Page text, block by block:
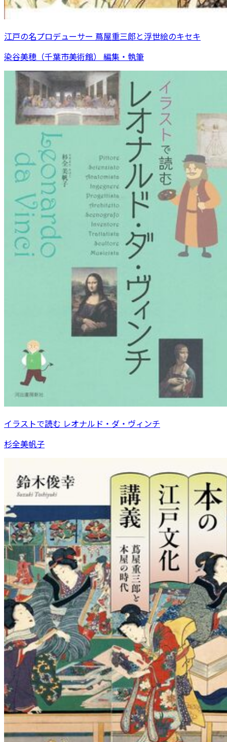
江戸の名プロデューサー 蔦屋重三郎と浮世絵のキセキ
染谷美穂（千葉市美術館） 編集・執筆
イラストで読む レオナルド・ダ・ヴィンチ
杉全美帆子